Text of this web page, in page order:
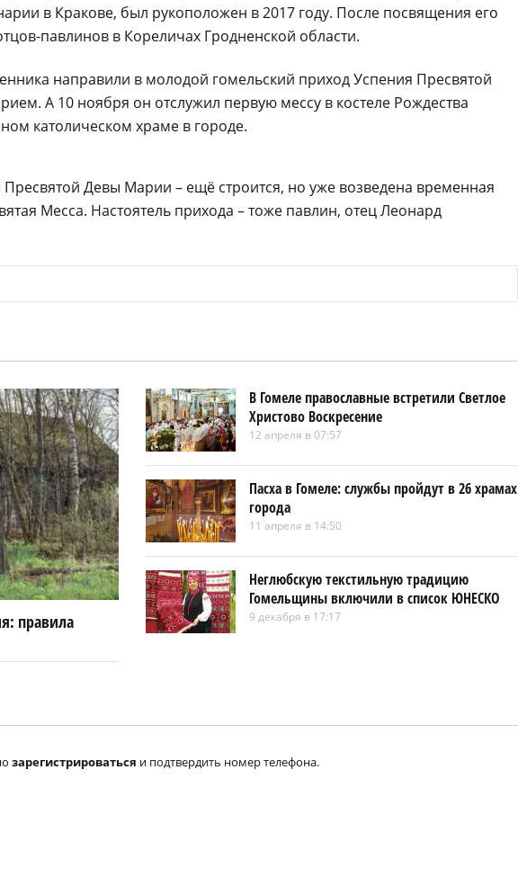
в Кракове, был рукоположен в 2017 году. После посвящения его
павлинов в Кореличах Гродненской области.
направили в молодой гомельский приход Успения Пресвятой
А 10 ноября он отслужил первую мессу в костеле Рождества
католическом храме в городе.
Девы Марии – ещё строится, но уже возведена временная
Месса. Настоятель прихода – тоже павлин, отец Леонард
правила
В Гомеле православные встретили Светлое
Христово Воскресение
12 апреля в 07:57
Пасха в Гомеле: службы пройдут в 26 храмах
города
11 апреля в 14:50
Неглюбскую текстильную традицию
Гомельщины включили в список ЮНЕСКО
9 декабря в 17:17
зарегистрироваться и подтвердить номер телефона.